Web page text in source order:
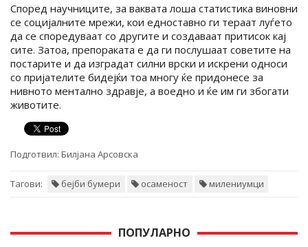
Според научниците, за ваквата лоша статистика виновни
се социјалните мрежи, кои едноставно ги тераат луѓето
да се споредуваат со другите и создаваат притисок кај
сите. Затоа, препораката е да ги послушаат советите на
постарите и да изградат силни врски и искрени односи
со пријателите бидејќи тоа многу ќе придонесе за
нивното ментално здравје, а воедно и ќе им ги збогати
животите.
Подготвил: Билјана Арсовска
Тагови: бејби бумери осаменост милениумци
ПОПУЛАРНО